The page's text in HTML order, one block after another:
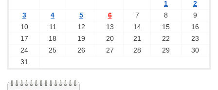
1
2
3
4 5 6 7 8
9
10
11 12 13 14 15
16
17
18 19 20 21 22
23
24
25 26 27 28 29
30
31